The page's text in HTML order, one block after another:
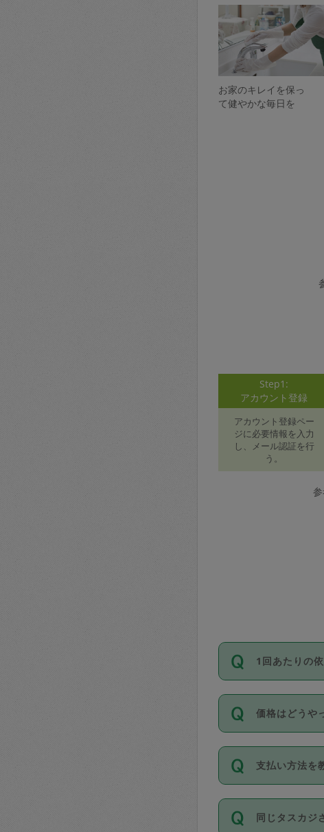
お家のキレイを保っ
て健やかな毎日を
Step1:
アカウント登録
アカウント登録ペー
ジに必要情報を入力
し、メール認証を行
う。
1回あたりの
依頼1回につ
い。機能をご
が必要です。
価格はどうや
11種類の価格
タスカジさん
除々に設定可
支払い方法を
お支払方法は
Club）のみと
同じタスカジ